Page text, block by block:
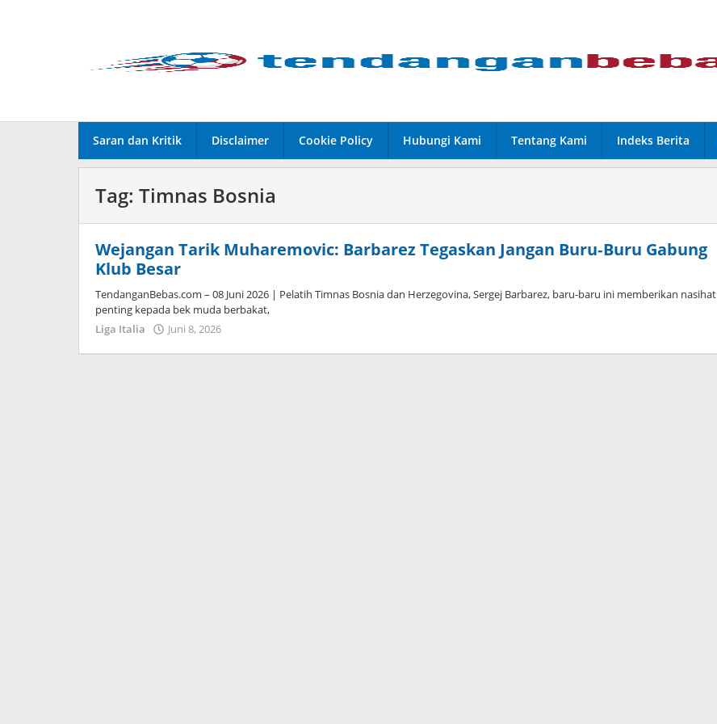
Saran dan Kritik Disclaimer Cookie Policy Hubungi Kami Tentang Kami Indeks Berita
Tag: Timnas Bosnia
Wejangan Tarik Muharemovic: Barbarez Tegaskan Jangan Buru‑Buru Gabung
Klub Besar
TendanganBebas.com – 08 Juni 2026 | Pelatih Timnas Bosnia dan Herzegovina, Sergej Barbarez, baru-baru ini memberikan nasihat
penting kepada bek muda berbakat,
Liga Italia
Juni 8, 2026